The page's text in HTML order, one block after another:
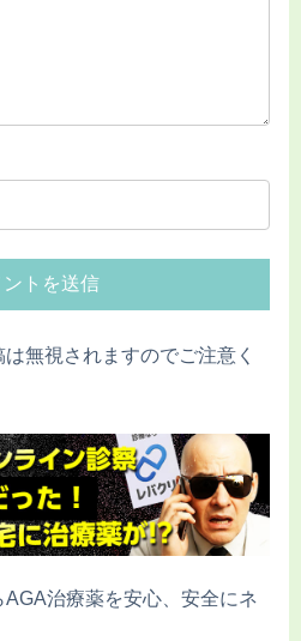
無視されますのでご注意く
AGA治療薬を安心、安全にネ